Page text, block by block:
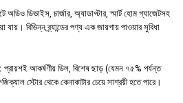
অডিও ডিভাইস, চার্জার, অ্যাডাপ্টার, স্মার্ট হোম গ্যাজেটসহ
যায়। বিভিন্ন ব্র্যান্ডের পণ্য এক জায়গায় পাওয়ার সুবিধা
প্রায়শই আকর্ষণীয় ডিল, বিশেষ ছাড় (যেমন ৭৫% পর্যন্ত
স্টোর থেকে কেনাকাটার চেয়ে সাশ্রয়ী হতে পারে।